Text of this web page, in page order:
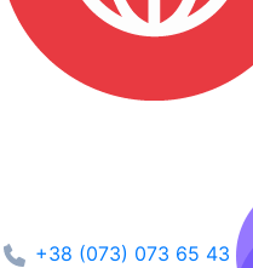
+38 (073) 073 65 43